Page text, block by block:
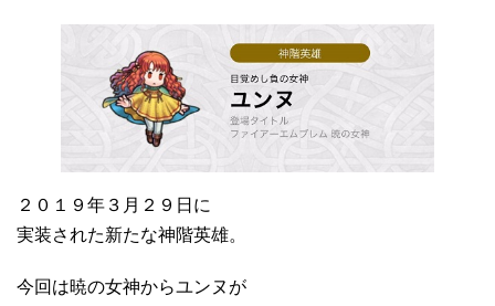
２０１９年３月２９日に
実装された新たな神階英雄。
今回は暁の女神からユンヌが